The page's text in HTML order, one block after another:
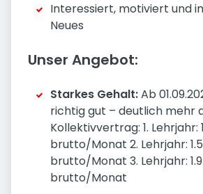
Interessiert, motiviert und
Neues
Unser Angebot:
Starkes Gehalt:Ab
richtig gut – deutlich mehr
Kollektivvertrag: 1. Lehrjahr:
brutto/Monat 2. Lehrjahr:
brutto/Monat 3. Lehrjahr:
brutto/Monat